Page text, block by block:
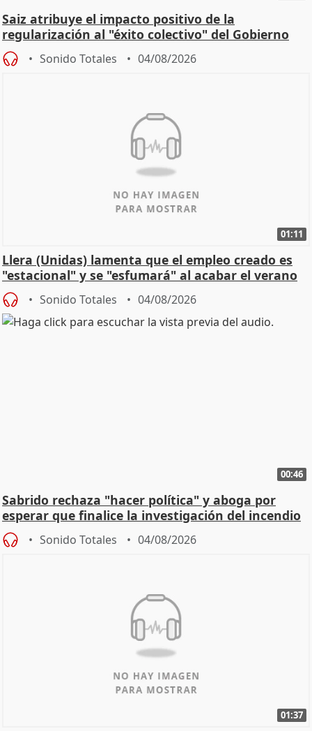
Saiz atribuye el impacto positivo de la
regularización al "éxito colectivo" del Gobierno
Sonido Totales 04/08/2026
01:11
Llera (Unidas) lamenta que el empleo creado es
"estacional" y se "esfumará" al acabar el verano
Sonido Totales 04/08/2026
00:46
Sabrido rechaza "hacer política" y aboga por
esperar que finalice la investigación del incendio
Sonido Totales 04/08/2026
01:37